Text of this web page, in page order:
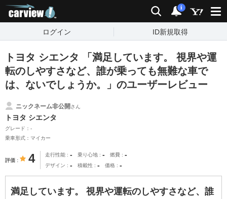
検索 通知
i
ログイン ID新規取得
トヨタ シエンタ 「満足しています。 視界や運
転のしやすさなど、誰が乗っても無難な車で
は、ないでしょうか。」のユーザーレビュー
ニックネーム非公開さん
トヨタ シエンタ
グレード：-
乗車形式：マイカー
評価 4 走行性能 - 乗り心地 - 燃費 -
デザイン - 積載性 - 価格 -
満足しています。 視界や運転のしやすさなど、誰